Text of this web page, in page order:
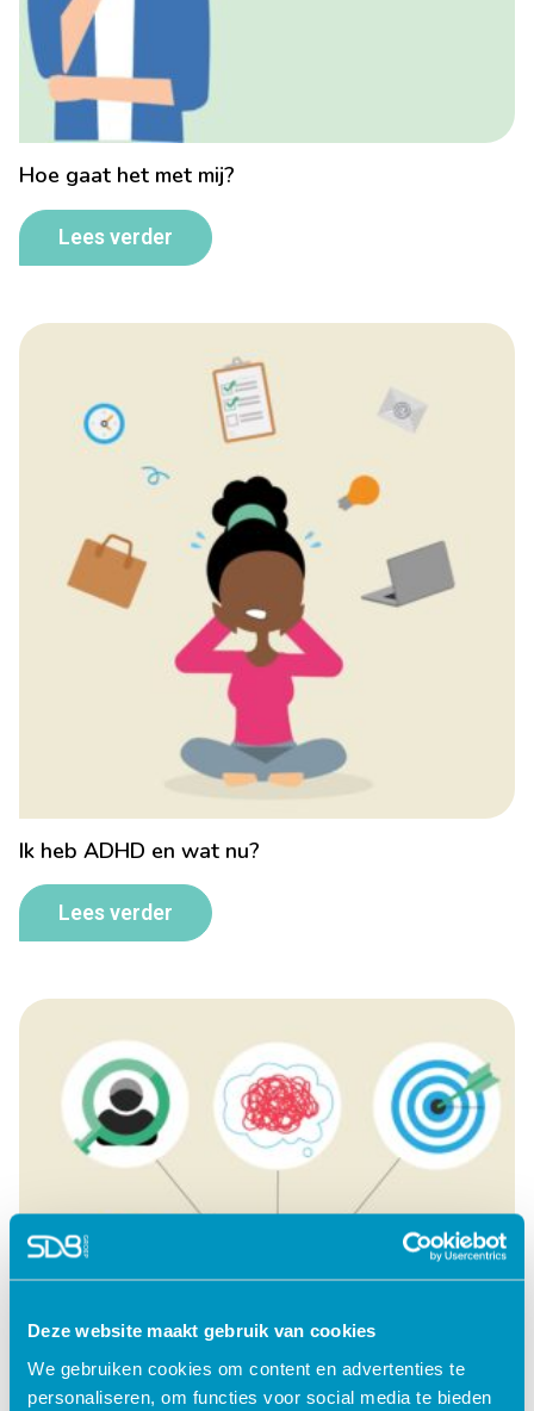
Deze website maakt gebruik van cookies
We gebruiken cookies om content en advertenties te
personaliseren, om functies voor social media te bieden
Hoe gaat het met mij?
Lees verder
Ik heb ADHD en wat nu?
Lees verder